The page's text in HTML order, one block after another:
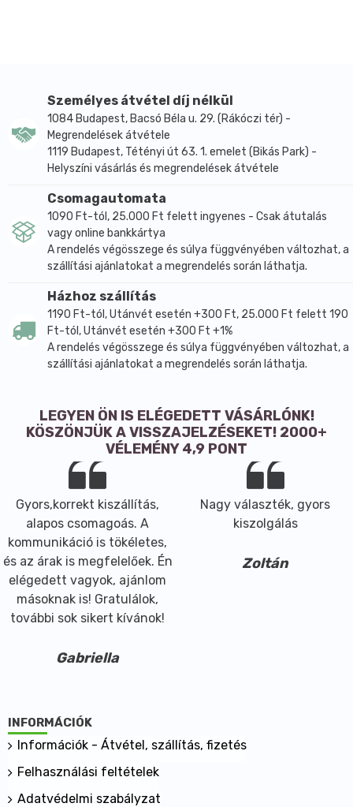
Zselatin: 100mg, magnezium sztearát: 13mg
Tablettázási segédanyag: kolloid szilícium dioxid: 2mg
Személyes átvétel díj nélkül
1084 Budapest, Bacsó Béla u. 29. (Rákóczi tér) -
Megrendelések átvétele
1119 Budapest, Tétényi út 63. 1. emelet (Bikás Park) -
Helyszíni vásárlás és megrendelések átvétele
Csomagautomata
1090 Ft-tól, 25.000 Ft felett ingyenes - Csak átutalás
vagy online bankkártya
A rendelés végösszege és súlya függvényében változhat, a
szállítási ajánlatokat a megrendelés során láthatja.
Házhoz szállítás
1190 Ft-tól, Utánvét esetén +300 Ft, 25.000 Ft felett 190
Ft-tól, Utánvét esetén +300 Ft +1%
A rendelés végösszege és súlya függvényében változhat, a
szállítási ajánlatokat a megrendelés során láthatja.
LEGYEN ÖN IS ELÉGEDETT VÁSÁRLÓNK!
KÖSZÖNJÜK A VISSZAJELZÉSEKET! 2000+
VÉLEMÉNY 4,9 PONT
Gyors,korrekt kiszállítás,
alapos csomagoás. A
kommunikáció is tökéletes,
és az árak is megfelelőek. Én
elégedett vagyok, ajánlom
másoknak is! Gratulálok,
további sok sikert kívánok!
Gabriella
Nagy választék, gyors
kiszolgálás
Zoltán
INFORMÁCIÓK
Információk - Átvétel, szállítás, fizetés
Felhasználási feltételek
Adatvédelmi szabályzat